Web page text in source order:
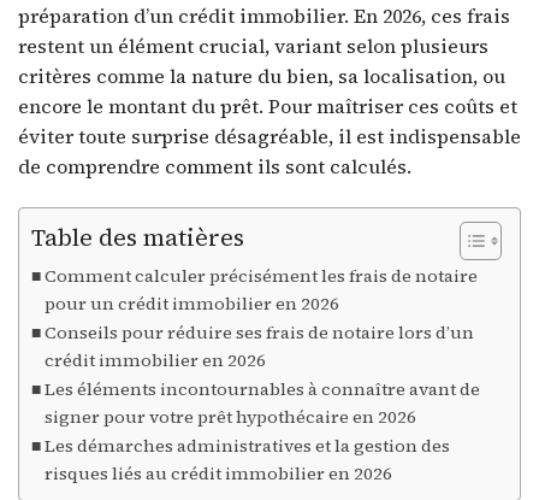
préparation d’un crédit immobilier. En 2026, ces frais
restent un élément crucial, variant selon plusieurs
critères comme la nature du bien, sa localisation, ou
encore le montant du prêt. Pour maîtriser ces coûts et
éviter toute surprise désagréable, il est indispensable
de comprendre comment ils sont calculés.
Table des matières
Comment calculer précisément les frais de notaire
pour un crédit immobilier en 2026
Conseils pour réduire ses frais de notaire lors d’un
crédit immobilier en 2026
Les éléments incontournables à connaître avant de
signer pour votre prêt hypothécaire en 2026
Les démarches administratives et la gestion des
risques liés au crédit immobilier en 2026